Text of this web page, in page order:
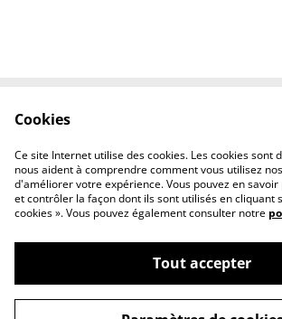
Politique de
confidentialité
Politique
©2026Atelier Nomad
Cookies
Ce site Internet utilise des cookies. Les cookies sont
nous aident à comprendre comment vous utilisez
d'améliorer votre expérience. Vous pouvez en savoir
et contrôler la façon dont ils sont utilisés en cliquant
cookies ». Vous pouvez également consulter notre
Tout accepter